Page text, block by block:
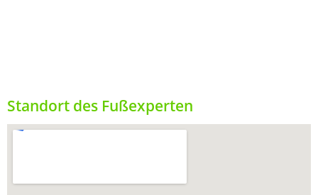
Standort des Fußexperten